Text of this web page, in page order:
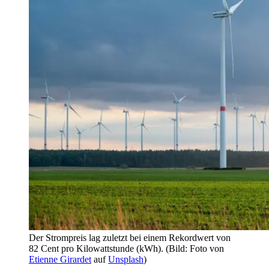
Der Strompreis lag zuletzt bei einem Rekordwert von
82 Cent pro Kilowattstunde (kWh). (Bild: Foto von
Etienne Girardet aufUnsplash)